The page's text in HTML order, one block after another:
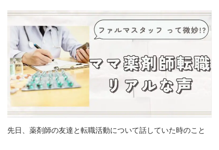
お知らせ
ブログ
お問い合わせ(プライバシーポリシー)
CONTACT
リバウンドしないお片付け
メールでの受付
先日、薬剤師の友達と転職活動について話していた時のこと